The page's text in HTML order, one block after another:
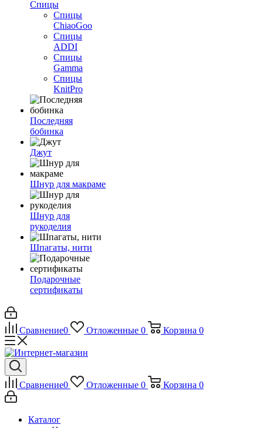
Спицы
Спицы
ChiaoGoo
Спицы
ADDI
Спицы
Gamma
Спицы
KnitPro
Последняя
бобинка
Джут
Шнур для макраме
Шнур для
рукоделия
Шпагаты, нити
Подарочные
сертификаты
Сравнение0 Отложенные 0 Корзина 0
Сравнение0 Отложенные 0 Корзина 0
Каталог